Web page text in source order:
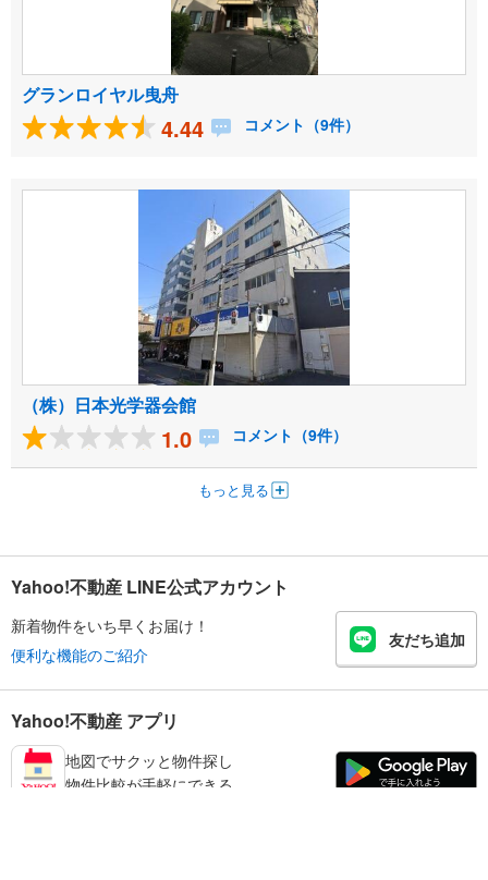
グランロイヤル曳舟
4.44 コメント（9件）
（株）日本光学器会館
1.0 コメント（9件）
もっと見る
Yahoo!不動産 LINE公式アカウント
新着物件をいち早くお届け！
便利な機能のご紹介
友だち追加
Yahoo!不動産 アプリ
地図でサクッと物件探し
物件比較が手軽にできる